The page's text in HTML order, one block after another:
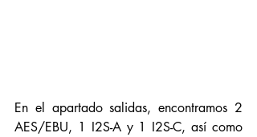
En el apartado salidas, encontramos 2
AES/EBU, 1 I2S-A y 1 I2S-C, así como